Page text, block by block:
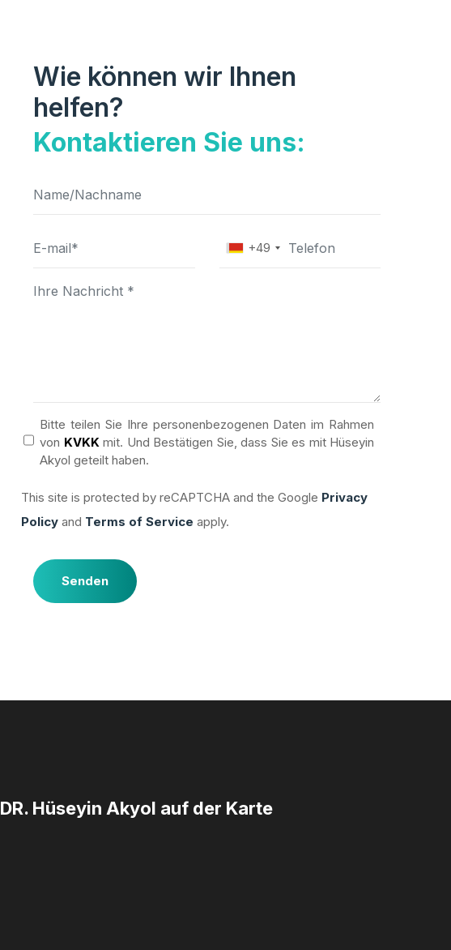
Wie können wir Ihnen
helfen?
Kontaktieren Sie uns:
+49
Bitte teilen Sie Ihre personenbezogenen Daten im Rahmen
von KVKKmit. Und Bestätigen Sie, dass Sie es mit Hüseyin
Akyol geteilt haben.
This site is protected by reCAPTCHA and the Google Privacy
Policy and Terms of Service apply.
Senden
DR. Hüseyin Akyol auf der Karte